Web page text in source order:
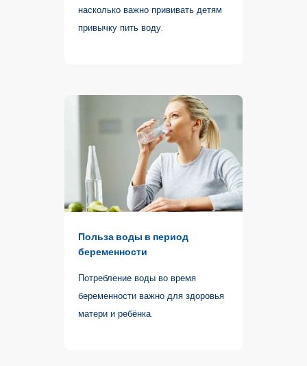
насколько важно прививать детям
привычку пить воду.
Польза воды в период
беременности
Потребление воды во время
беременности важно для здоровья
матери и ребёнка.